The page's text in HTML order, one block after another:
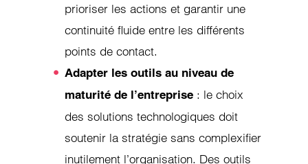
prioriser les actions et garantir une
continuité fluide entre les différents
points de contact.
Adapter les outils au niveau de
maturité de l’entreprise : le choix
des solutions technologiques doit
soutenir la stratégie sans complexifier
inutilement l’organisation. Des outils